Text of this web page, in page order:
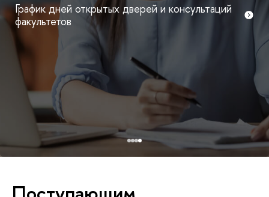
График дней открытых дверей и консультаций
факультетов